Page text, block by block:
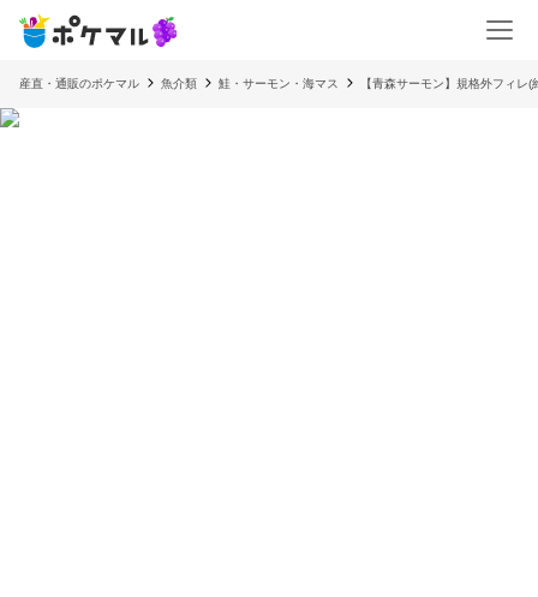
産直・通販のポケマル 魚介類 鮭・サーモン・海マス 【青森サーモン】規格外フィレ